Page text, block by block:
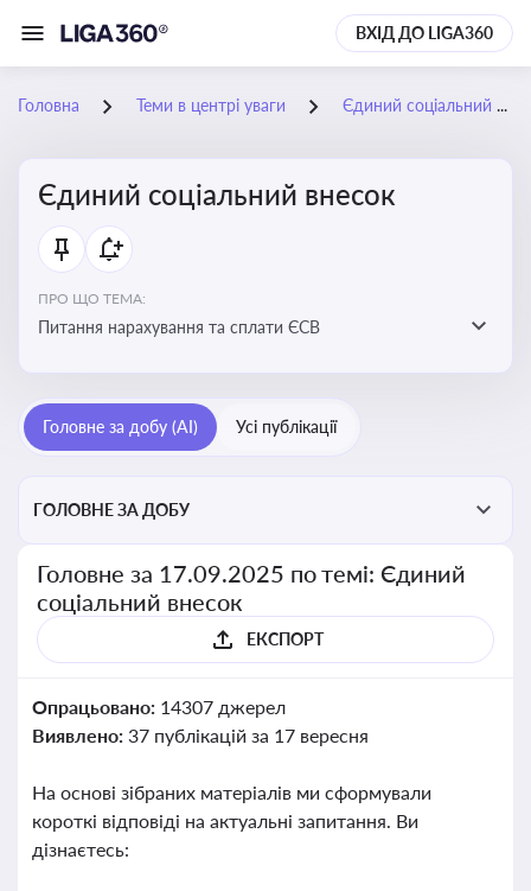
ВХІД ДО LIGA360
Головна Теми в центрі уваги Єдиний соціальний внесок
Єдиний соціальний внесок
ПРО ЩО ТЕМА:
Питання нарахування та сплати ЄСВ
Головне за добу (AI) Усі публікації
ГОЛОВНЕ ЗА ДОБУ
Головне за 17.09.2025 по темі: Єдиний
соціальний внесок
ЕКСПОРТ
Опрацьовано: 14307 джерел
Виявлено: 37 публікацій за 17 вересня
На основі зібраних матеріалів ми сформували
короткі відповіді на актуальні запитання. Ви
дізнаєтесь: